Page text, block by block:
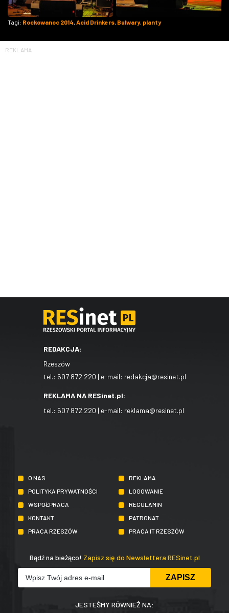
Tagi: Rockowanoc 2014 Acid Drinkers Bulwary, planty
REKLAMA
REDAKCJA:
Rzeszów
tel.: 607 872 220 | e-mail: redakcja@resinet.pl
REKLAMA NA RESinet.pl:
tel.: 607 872 220 | e-mail: reklama@resinet.pl
O NAS
REKLAMA
POLITYKA PRYWATNOŚCI
LOGOWANIE
WSPÓŁPRACA
REGULAMIN
KONTAKT
PATRONAT
PRACA RZESZÓW
PRACA IT RZESZÓW
Bądź na bieżąco! Zapisz się do Newslettera RESinet.pl
JESTEŚMY RÓWNIEŻ NA: